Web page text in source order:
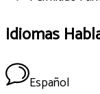
Idiomas
Español